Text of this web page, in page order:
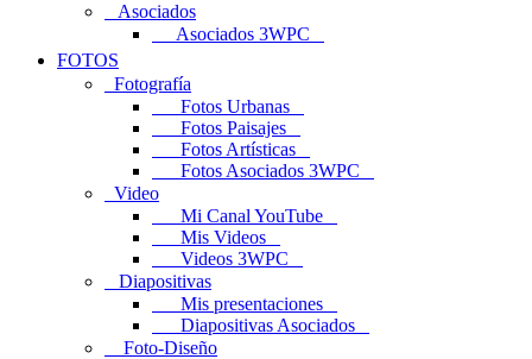
Asociados
Asociados 3WPC
FOTOS
Fotografía
Fotos Urbanas
Fotos Paisajes
Fotos Artísticas
Fotos Asociados 3WPC
Video
Mi Canal YouTube
Mis Videos
Videos 3WPC
Diapositivas
Mis presentaciones
Diapositivas Asociados
Foto-Diseño